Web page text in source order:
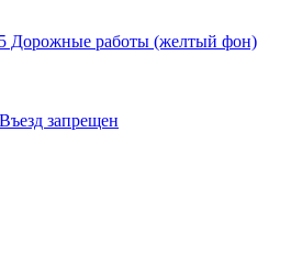
Дорожные работы (желтый фон)
запрещен